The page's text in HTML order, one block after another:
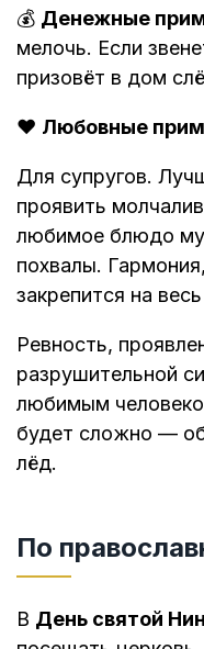
💰 Денежные
мелочь. Если
призовёт в дом
❤️ Любовные
Для супругов.
проявить
любимое блюдо
похвалы.
закрепится на
Ревность,
разрушительной
любимым
будет сложно —
лёд.
По
В День святой